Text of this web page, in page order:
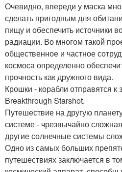
Очевидно, впереди у маска
сделать пригодным для
пищу и обеспечить источники
радиации. Во многом такой
общественное и частное
космоса определенно
прочность как дружного вида.
Крошки - корабли отправятся к
Breakthrough Starshot.
Путешествие на другую
системе - чрезвычайно
другие солнечные системы
Одно из самых больших
путешествиях заключается в